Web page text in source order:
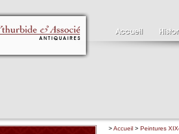
>Accueil > Peintures